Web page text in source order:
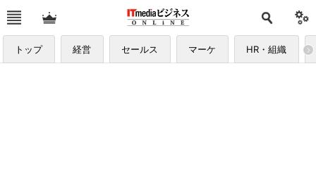
トップ 経営 セールス マーケ HR・組織